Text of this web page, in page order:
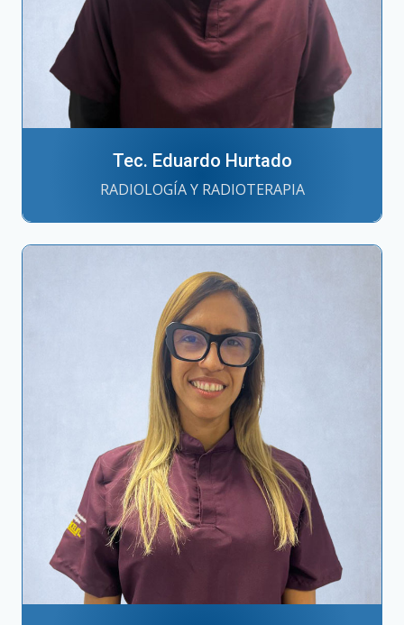
Tec. Eduardo Hurtado
RADIOLOGÍA Y RADIOTERAPIA